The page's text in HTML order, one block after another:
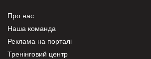
Про нас
Наша команда
Реклама на порталі
Тренінговий центр